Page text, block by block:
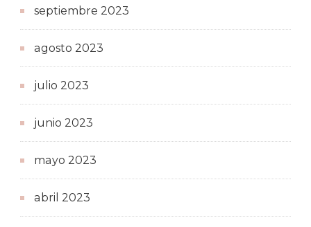
septiembre 2023
agosto 2023
julio 2023
junio 2023
mayo 2023
abril 2023